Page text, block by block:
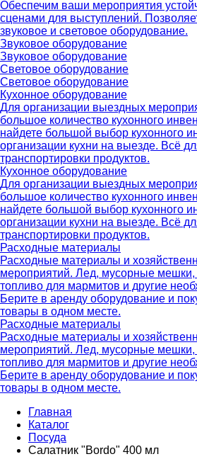
Обеспечим ваши мероприятия
сценами для выступлений.
звуковое и световое оборудование.
Звуковое оборудование
Звуковое оборудование
Световое оборудование
Световое оборудование
Кухонное оборудование
Для организации выездных
большое количество кухонного
найдете большой выбор кухонного
организации кухни на выезде. Всё
транспортировки продуктов.
Кухонное оборудование
Для организации выездных
большое количество кухонного
найдете большой выбор кухонного
организации кухни на выезде. Всё
транспортировки продуктов.
Расходные материалы
Расходные материалы и
мероприятий. Лед, мусорные мешки,
топливо для мармитов и другие
Берите в аренду оборудование и
товары в одном месте.
Расходные материалы
Расходные материалы и
мероприятий. Лед, мусорные мешки,
топливо для мармитов и другие
Берите в аренду оборудование и
товары в одном месте.
Главная
Каталог
Посуда
Салатник "Bordo" 400 мл